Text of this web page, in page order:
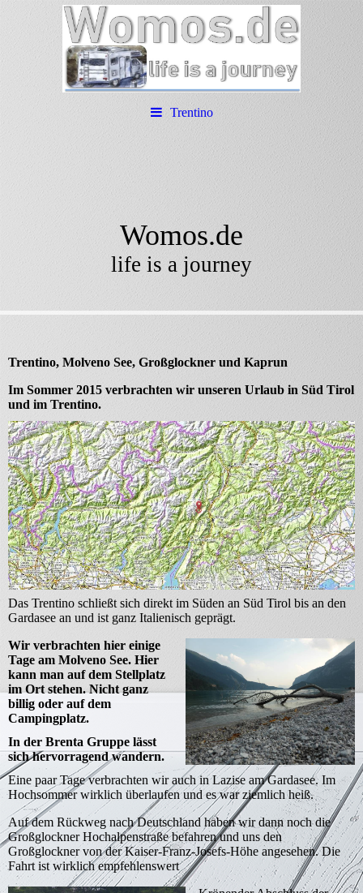
Trentino
Womos.de
life is a journey
Trentino, Molveno See, Großglockner und Kaprun
Im Sommer 2015 verbrachten wir unseren Urlaub in Süd Tirol
und im Trentino.
Das Trentino schließt sich direkt im Süden an Süd Tirol bis an den
Gardasee an und ist ganz Italienisch geprägt.
Wir verbrachten hier einige
Tage am Molveno See. Hier
kann man auf dem Stellplatz
im Ort stehen. Nicht ganz
billig oder auf dem
Campingplatz.
In der Brenta Gruppe lässt
sich hervorragend wandern.
Eine paar Tage verbrachten wir auch in Lazise am Gardasee. Im
Hochsommer wirklich überlaufen und es war ziemlich heiß.
Auf dem Rückweg nach Deutschland haben wir dann noch die
Großglockner Hochalpenstraße befahren und uns den
Großglockner von der Kaiser-Franz-Josefs-Höhe angesehen.Die
Fahrt ist wirklich empfehlenswert